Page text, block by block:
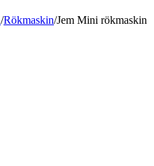
/Rökmaskin/Jem Mini rökmaskin